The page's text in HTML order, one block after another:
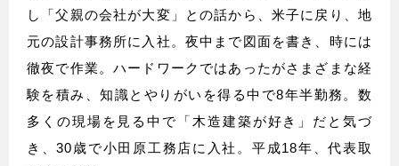
し「父親の会社が大変」との話から、米子に戻り、地
元の設計事務所に入社。夜中まで図面を書き、時には
徹夜で作業。ハードワークではあったがさまざまな経
験を積み、知識とやりがいを得る中で8年半勤務。数
多くの現場を見る中で「木造建築が好き」だと気づ
き、30歳で小田原工務店に入社。平成18年、代表取